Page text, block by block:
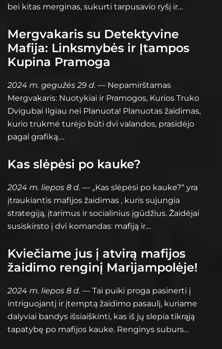
bei kitas merginas, sukurti tarpusavio ryšį ir…
Mergvakaris su Detektyvine
Mafija: Linksmybės ir Įtampos
Kupina Pramoga
2024 m. gegužės 29 d. — Nepamirštamas
Mergvakaris: Nuotykiai ir Pramogos, Kurios Truko
Dvigubai Ilgiau nei Planuota! Planuotas žaidimas,
kurio trukmė turėjo būti dvi valandos, prasidėjo
pagal grafiką.…
Kas slėpėsi po kauke?
2024 m. liepos 8 d. — „Kas slėpėsi po kauke?“ yra
įtraukiantis mafijos žaidimas , kuris sujungia
strategiją, įtarimus ir socialinius įgūdžius. Žaidėjai
susiskirsto į dvi komandas: mafiją ir…
Kviečiame jus į atvirą mafijos
žaidimo renginį Marijampolėje!
2024 m. liepos 8 d. — Tai puiki proga pasinerti į
intriguojantį ir įtemptą žaidimo pasaulį, kuriame
dalyviai bandys išsiaiškinti, kas iš jų slepia tikrąją
tapatybę po mafijos kauke. Renginys suburs…